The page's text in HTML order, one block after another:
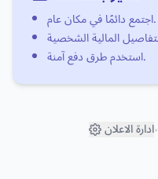
اجتمع دائمًا في مكان عام.
استخدم طرق دفع آمنة.
ادارة الاعلان•